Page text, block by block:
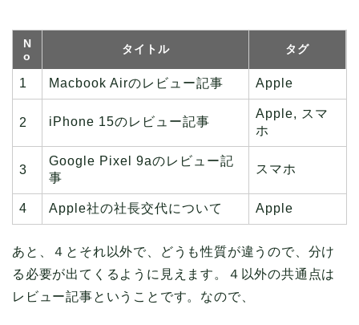
N
o
タイトル タグ
1 Macbook Airのレビュー記事 Apple
2 iPhone 15のレビュー記事
Apple, スマ
ホ
3
Google Pixel 9aのレビュー記
事
スマホ
4 Apple社の社長交代について Apple
あと、４とそれ以外で、どうも性質が違うので、分け
る必要が出てくるように見えます。４以外の共通点は
レビュー記事ということです。なので、